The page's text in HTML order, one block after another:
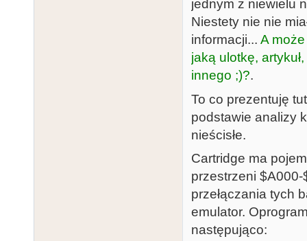
jednym z niewielu
Niestety nie nie
informacji... A
jaką ulotkę,
innego ;)?.
To co prezentuję
podstawie analizy
nieścisłe.
Cartridge ma
przestrzeni
przełączania tych
emulator.
następująco: